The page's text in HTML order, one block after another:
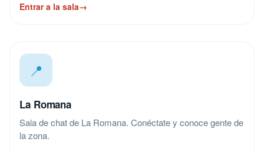
Entrar a la sala→
📍
La Romana
Sala de chat de La Romana. Conéctate y conoce gente de
la zona.